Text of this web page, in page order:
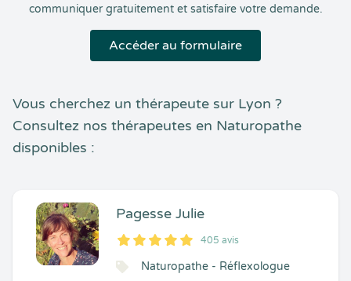
communiquer gratuitement et satisfaire votre demande.
Accéder au formulaire
Vous cherchez un thérapeute sur Lyon ?
Consultez nos thérapeutes en Naturopathe
disponibles :
Pagesse Julie
5
1
5
405 405 avis
Naturopathe - Réflexologue